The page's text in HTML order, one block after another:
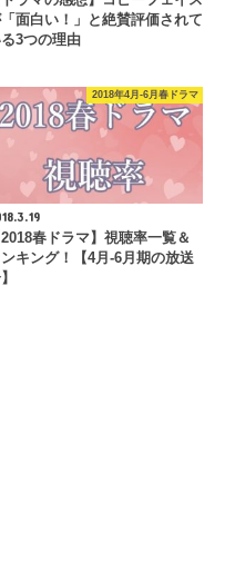
面白い！」と絶賛評価されて
3つの理由
2018年4月-6月春ドラマ
2018春ドラマ】視聴率一覧＆
キング！【4月-6月期の放送